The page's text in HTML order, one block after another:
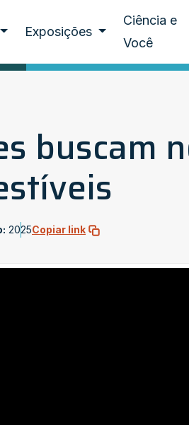
Exposições
Ciência e
Você
buscam
2025Copiar link